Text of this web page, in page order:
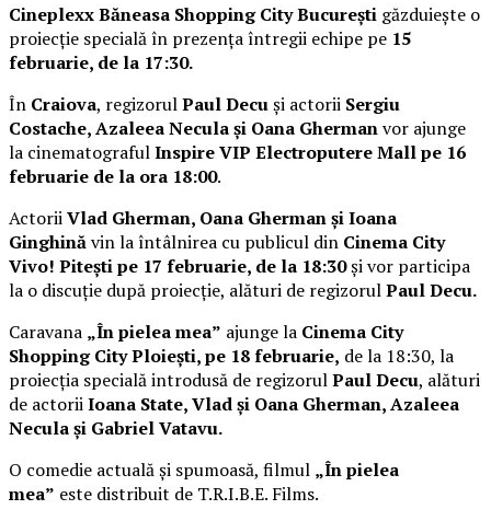
Cineplexx Băneasa Shopping City București găzduiește o
proiecție specială în prezența întregii echipe pe 15
februarie, de la 17:30.
În Craiova, regizorulPaul Decuși actorii Sergiu
Costache, Azaleea Necula și Oana Ghermanvor ajunge
la cinematografulInspire VIP Electroputere Mall pe 16
februarie de la ora 18:00.
ActoriiVlad Gherman, Oana Gherman și Ioana
Ginghinăvin la întâlnirea cu publicul din Cinema City
Vivo! Pitești pe 17 februarie, de la 18:30și vor participa
la o discuție după proiecție, alături de regizorulPaul Decu.
Caravana „În pielea mea” ajunge la Cinema City
Shopping City Ploiești, pe 18 februarie, de la 18:30, la
proiecția specială introdusă de regizorulPaul Decu, alături
de actoriiIoana State, Vlad și Oana Gherman, Azaleea
Necula și Gabriel Vatavu.
O comedie actuală și spumoasă, filmul „În pielea
mea” este distribuit de T.R.I.B.E. Films.